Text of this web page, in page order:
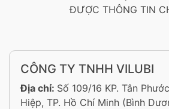
ĐƯỢC THÔNG TIN
CÔNG TY TNHH VILUBI
Địa chỉ: Số 109/16 KP. Tân
Hiệp, TP. Hồ Chí Minh (Bình